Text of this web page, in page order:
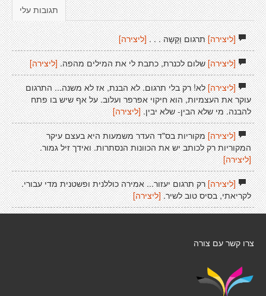
תגובות עלי
[ליצירה]תרגום וַקָּשָה . . . [ליצירה]
[ליצירה]שלום לכנרת, כתבת לי את המילים מהפה. [ליצירה]
[ליצירה]לא! רק בלי תרגום. לא הבנת, אז לא משנה... התרגום
עוקר את העצמיות, הוא חיקוי אפרפר ועלוב. על אף שיש בו פתח
להבנה. מי שלא הבין- שלא יבין. [ליצירה]
[ליצירה]מקוריות בס"ד העדר משמעות היא בעצם עיקר
המקוריות רק לכותב יש את הכוונות הנסתרות. ואידך זיל גמור.
[ליצירה]
[ליצירה]רק תרגום יעזור... אמירה כוללנית ופשטנית מדי עבורי.
לקריאתי, בסיס טוב לשיר.[ליצירה]
צרו קשר עם צורה